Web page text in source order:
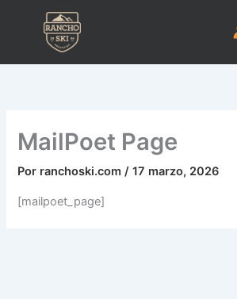
contenido
MailPoet Page
Por ranchoski.com/17 marzo, 2026
[mailpoet_page]